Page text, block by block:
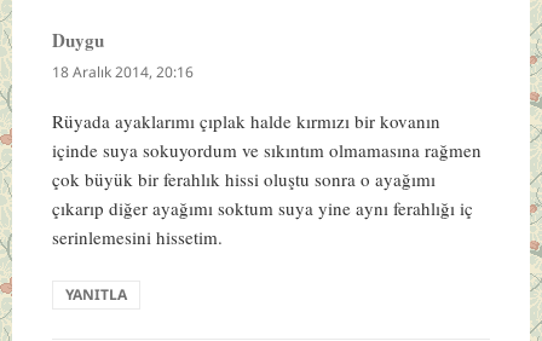
Duygudedi
ki:
18 Aralık 2014, 20:16
Rüyada ayaklarımı çıplak halde kırmızı bir kovanın
içinde suya sokuyordum ve sıkıntım olmamasına rağmen
çok büyük bir ferahlık hissi oluştu sonra o ayağımı
çıkarıp diğer ayağımı soktum suya yine aynı ferahlığı iç
serinlemesini hissetim.
YANITLA